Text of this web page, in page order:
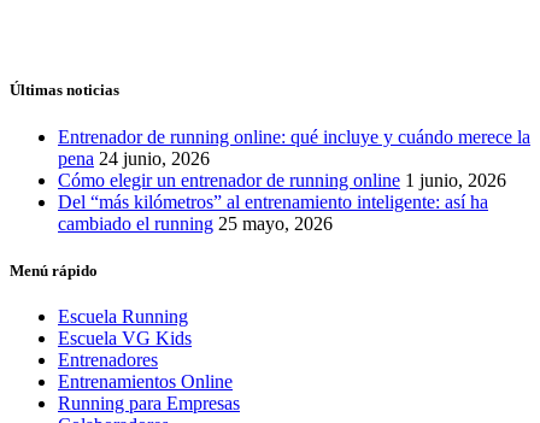
Últimas noticias
Entrenador de running online: qué incluye y cuándo merece la
pena 24 junio, 2026
Cómo elegir un entrenador de running online 1 junio, 2026
Del “más kilómetros” al entrenamiento inteligente: así ha
cambiado el running 25 mayo, 2026
Menú rápido
Escuela Running
Escuela VG Kids
Entrenadores
Entrenamientos Online
Running para Empresas